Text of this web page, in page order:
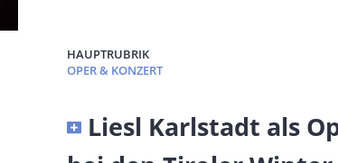
HAUPTRUBRIK
OPER & KONZERT
Banner
Liesl Karlstadt als